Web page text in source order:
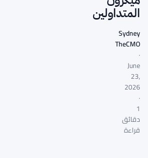
المتداولين
Sydney
TheCMO
·
June
23,
2026
·
1
دقائق
قراءة